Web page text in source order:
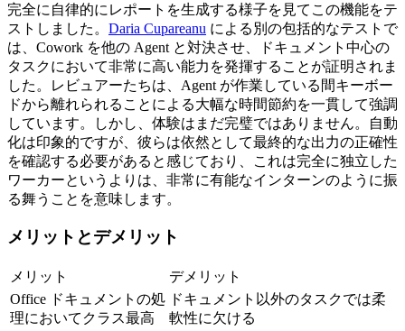
完全に自律的にレポートを生成する様子を見てこの機能をテ
ストしました。 Daria Cupareanu による別の包括的なテストで
は、Cowork を他の Agent と対決させ、ドキュメント中心の
タスクにおいて非常に高い能力を発揮することが証明されま
した。レビュアーたちは、Agent が作業している間キーボー
ドから離れられることによる大幅な時間節約を一貫して強調
しています。しかし、体験はまだ完璧ではありません。自動
化は印象的ですが、彼らは依然として最終的な出力の正確性
を確認する必要があると感じており、これは完全に独立した
ワーカーというよりは、非常に有能なインターンのように振
る舞うことを意味します。
メリットとデメリット
メリット
デメリット
Office ドキュメントの処
理においてクラス最高
ドキュメント以外のタスクでは柔
軟性に欠ける